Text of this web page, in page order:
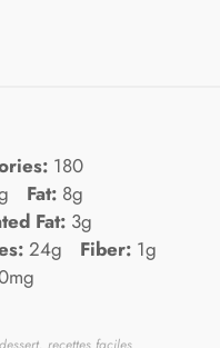
180
Fat: 8g
Fat: 3g
24g Fiber: 1g
recettes faciles